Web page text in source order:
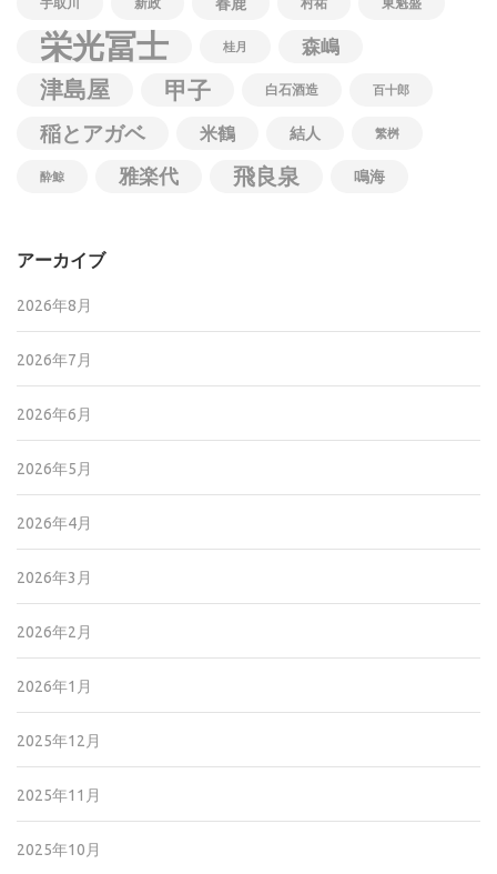
手取川 新政 春鹿 村祐 東魁盛
栄光冨士 桂月 森嶋
津島屋 甲子 白石酒造 百十郎
稲とアガベ 米鶴 結人 繁桝
酔鯨 雅楽代 飛良泉 鳴海
アーカイブ
2026年8月
2026年7月
2026年6月
2026年5月
2026年4月
2026年3月
2026年2月
2026年1月
2025年12月
2025年11月
2025年10月